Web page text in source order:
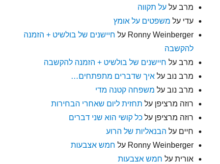
מרב עלעל תקווה
עדי על משפטים על אומץ
Ronny Weinberger על חיישנים של בולשיט + הזמנה
להקשבה
מרב על חיישנים של בולשיט + הזמנה להקשבה
מרב נוב עלאיך שדברים מתפתחים…
מרב נוב על משפחה קטנה מדי
רוזה מרציפן על תחזית ליום שאחרי הבחירות
רוזה מרציפן עלכל קושי הוא שני דברים
חיים על הבנאליות של הרוע
Ronny Weinberger על חמש אצבעות
אורית על חמש אצבעות